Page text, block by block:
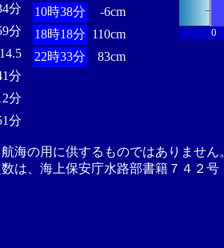
分
分
14.5
分
分
分
10時38分
-6cm
18時18分 110cm
22時33分
83cm
0
海の用に供するものではありませ
は、海上保安庁水路部書籍７４２